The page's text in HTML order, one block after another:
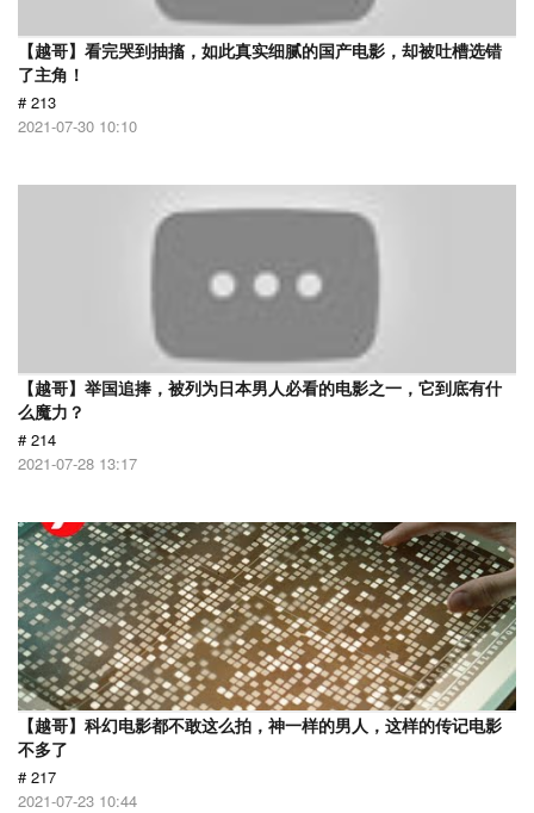
【越哥】看完哭到抽搐，如此真实细腻的国产电影，却被吐槽选错
了主角！
# 213
2021-07-30 10:10
【越哥】举国追捧，被列为日本男人必看的电影之一，它到底有什
么魔力？
# 214
2021-07-28 13:17
【越哥】科幻电影都不敢这么拍，神一样的男人，这样的传记电影
不多了
# 217
2021-07-23 10:44